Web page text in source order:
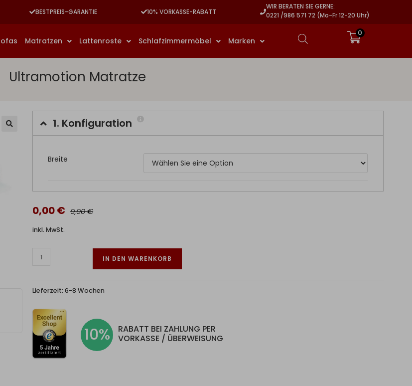
BESTPREIS-GARANTIE 10% VORKASSE-RABATT
WIR BERATEN SIE GERNE:
0221 /986 571 72 (Mo-Fr 12-20 Uhr)
Matratzen Lattenroste Schlafzimmermöbel Marken
0
Ultramotion Matratze
1. Konfiguration
Breite
0,00 € 0,00 €
inkl. MwSt.
IN DEN WARENKORB
Lieferzeit:6-8 Wochen
10%
RABATT BEI ZAHLUNG PER
VORKASSE / ÜBERWEISUNG